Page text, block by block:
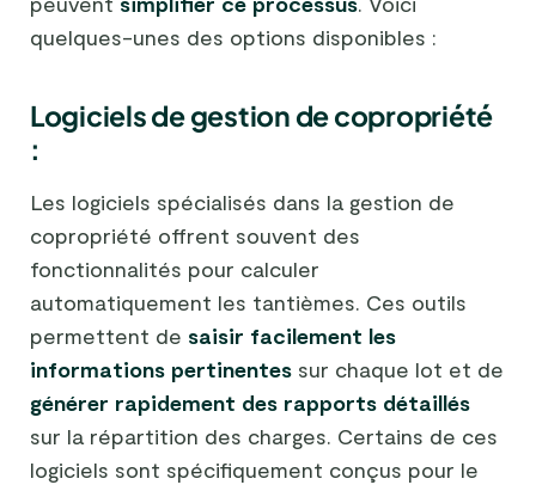
quelques-unes des options disponibles :
Logiciels de gestion de copropriété
:
Les logiciels spécialisés dans la gestion de
copropriété offrent souvent des
fonctionnalités pour calculer
automatiquement les tantièmes. Ces outils
permettent de saisir facilement les
informations pertinentes sur chaque lot et de
générer rapidement des rapports détaillés
sur la répartition des charges. Certains de ces
logiciels sont spécifiquement conçus pour le